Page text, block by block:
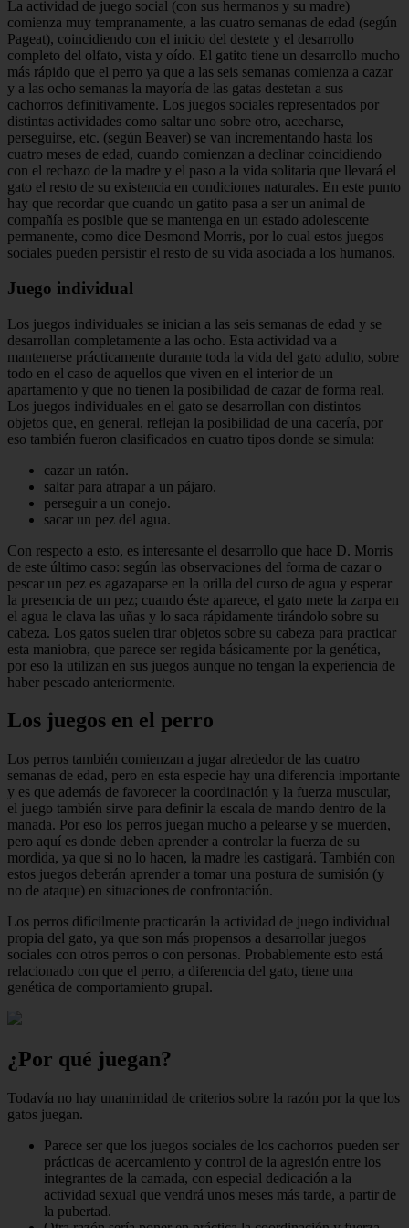
La actividad de juego social (con sus hermanos y su madre)
comienza muy tempranamente, a las cuatro semanas de edad (según
Pageat), coincidiendo con el inicio del destete y el desarrollo
completo del olfato, vista y oído. El gatito tiene un desarrollo mucho
más rápido que el perro ya que a las seis semanas comienza a cazar
y a las ocho semanas la mayoría de las gatas destetan a sus
cachorros definitivamente. Los juegos sociales representados por
distintas actividades como saltar uno sobre otro, acecharse,
perseguirse, etc. (según Beaver) se van incrementando hasta los
cuatro meses de edad, cuando comienzan a declinar coincidiendo
con el rechazo de la madre y el paso a la vida solitaria que llevará el
gato el resto de su existencia en condiciones naturales. En este punto
hay que recordar que cuando un gatito pasa a ser un animal de
compañía es posible que se mantenga en un estado adolescente
permanente, como dice Desmond Morris, por lo cual estos juegos
sociales pueden persistir el resto de su vida asociada a los humanos.
Juego individual
Los juegos individuales se inician a las seis semanas de edad y se
desarrollan completamente a las ocho. Esta actividad va a
mantenerse prácticamente durante toda la vida del gato adulto, sobre
todo en el caso de aquellos que viven en el interior de un
apartamento y que no tienen la posibilidad de cazar de forma real.
Los juegos individuales en el gato se desarrollan con distintos
objetos que, en general, reflejan la posibilidad de una cacería, por
eso también fueron clasificados en cuatro tipos donde se simula:
cazar un ratón.
saltar para atrapar a un pájaro.
perseguir a un conejo.
sacar un pez del agua.
Con respecto a esto, es interesante el desarrollo que hace D. Morris
de este último caso: según las observaciones del forma de cazar o
pescar un pez es agazaparse en la orilla del curso de agua y esperar
la presencia de un pez; cuando éste aparece, el gato mete la zarpa en
el agua le clava las uñas y lo saca rápidamente tirándolo sobre su
cabeza. Los gatos suelen tirar objetos sobre su cabeza para practicar
esta maniobra, que parece ser regida básicamente por la genética,
por eso la utilizan en sus juegos aunque no tengan la experiencia de
haber pescado anteriormente.
Los juegos en el perro
Los perros también comienzan a jugar alrededor de las cuatro
semanas de edad, pero en esta especie hay una diferencia importante
y es que además de favorecer la coordinación y la fuerza muscular,
el juego también sirve para definir la escala de mando dentro de la
manada. Por eso los perros juegan mucho a pelearse y se muerden,
pero aquí es donde deben aprender a controlar la fuerza de su
mordida, ya que si no lo hacen, la madre les castigará. También con
estos juegos deberán aprender a tomar una postura de sumisión (y
no de ataque) en situaciones de confrontación.
Los perros difícilmente practicarán la actividad de juego individual
propia del gato, ya que son más propensos a desarrollar juegos
sociales con otros perros o con personas. Probablemente esto está
relacionado con que el perro, a diferencia del gato, tiene una
genética de comportamiento grupal.
¿Por qué juegan?
Todavía no hay unanimidad de criterios sobre la razón por la que los
gatos juegan.
Parece ser que los juegos sociales de los cachorros pueden ser
prácticas de acercamiento y control de la agresión entre los
integrantes de la camada, con especial dedicación a la
actividad sexual que vendrá unos meses más tarde, a partir de
la pubertad.